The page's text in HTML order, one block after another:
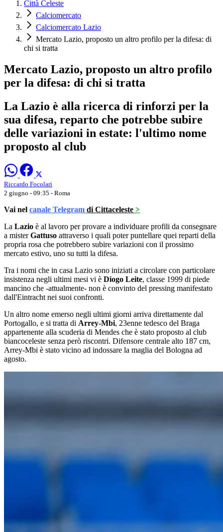
Città Celeste
Calciomercato
Calciomercato Lazio
Mercato Lazio, proposto un altro profilo per la difesa: di
chi si tratta
Mercato Lazio, proposto un altro profilo
per la difesa: di chi si tratta
La Lazio è alla ricerca di rinforzi per la
sua difesa, reparto che potrebbe subire
delle variazioni in estate: l'ultimo nome
proposto al club
Riccardo Focolari
2 giugno - 09:35 - Roma
Vai nel canale Telegram di Cittaceleste >
La Lazio è al lavoro per provare a individuare profili da consegnare
a misterGattuso attraverso i quali poter puntellare quei reparti della
propria rosa che potrebbero subire variazioni con il prossimo
mercato estivo, uno su tutti la difesa.
Tra i nomi che in casa Lazio sono iniziati a circolare con particolare
insistenza negli ultimi mesi vi è Diogo Leite, classe 1999 di piede
mancino che -attualmente- non è convinto del pressing manifestato
dall'Eintracht nei suoi confronti.
Un altro nome emerso negli ultimi giorni arriva direttamente dal
Portogallo, e si tratta di Arrey-Mbi, 23enne tedesco del Braga
appartenente alla scuderia di Mendes che è stato proposto al club
biancoceleste senza però riscontri. Difensore centrale alto 187 cm,
Arrey-Mbi è stato vicino ad indossare la maglia del Bologna ad
agosto.